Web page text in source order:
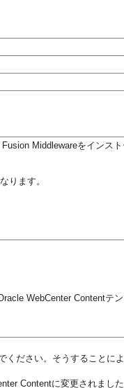
Middlewareをインス
ります。
WebCenter Contentテ
ださい。そうすることに
Contentに変更されまし